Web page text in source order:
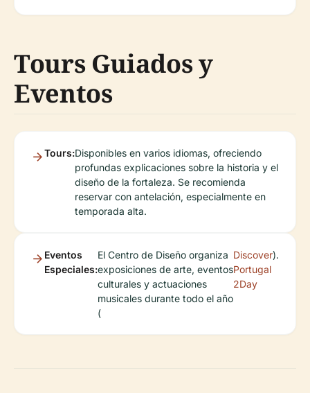
Tours Guiados y
Eventos
Tours:Disponibles en varios idiomas, ofreciendo
profundas explicaciones sobre la historia y el
diseño de la fortaleza. Se recomienda
reservar con antelación, especialmente en
temporada alta.
Eventos
Especiales:
El Centro de Diseño organiza
exposiciones de arte, eventos
culturales y actuaciones
musicales durante todo el año
(
Discover
Portugal
2Day
).